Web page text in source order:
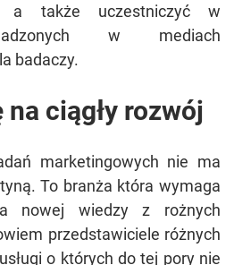
a także uczestniczyć w
w mediach
badaczy.
ciągły rozwój
marketingowych nie ma
To branża która wymaga
nowej wiedzy z rożnych
przedstawiciele różnych
o których do tej pory nie